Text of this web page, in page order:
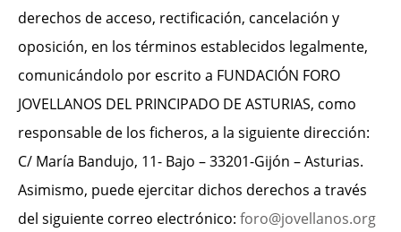
derechos de acceso, rectificación, cancelación y
oposición, en los términos establecidos legalmente,
comunicándolo por escrito a FUNDACIÓN FORO
JOVELLANOS DEL PRINCIPADO DE ASTURIAS, como
responsable de los ficheros, a la siguiente dirección:
C/ María Bandujo, 11- Bajo – 33201-Gijón – Asturias.
Asimismo, puede ejercitar dichos derechos a través
del siguiente correo electrónico: foro@jovellanos.org